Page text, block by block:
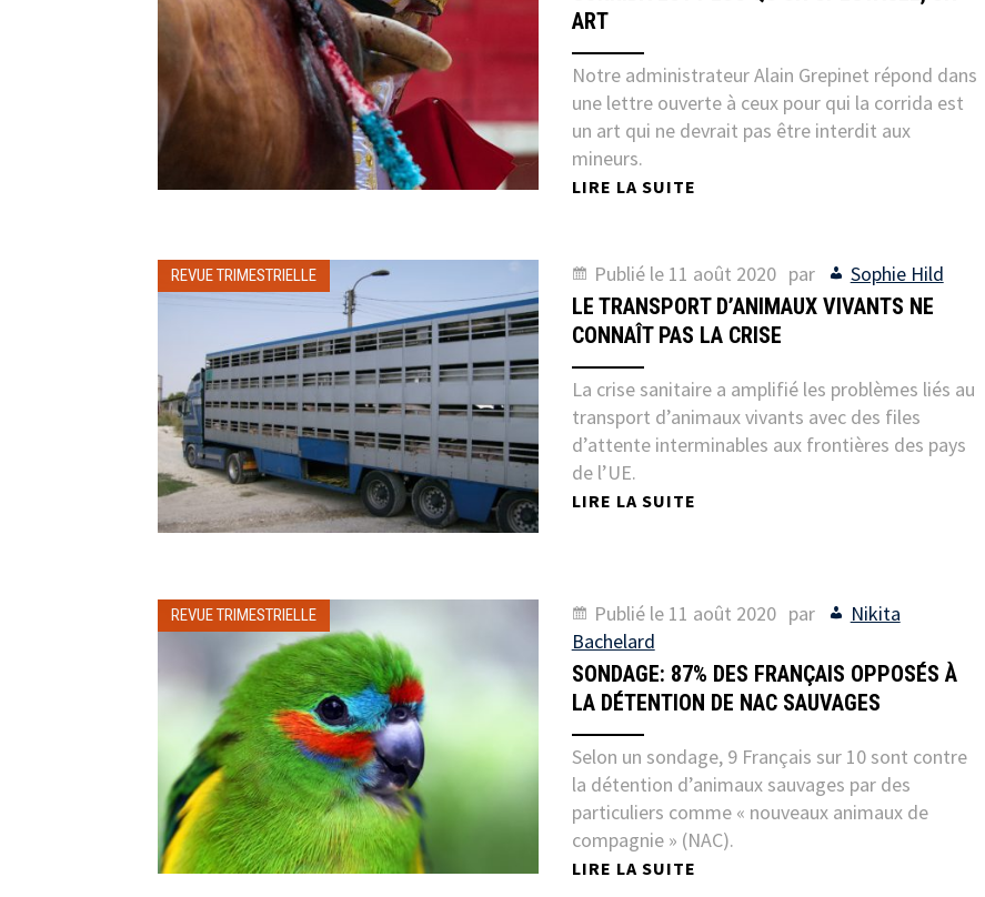
ART
Notre administrateur Alain Grepinet répond dans
une lettre ouverte à ceux pour qui la corrida est
un art qui ne devrait pas être interdit aux
mineurs.
LIRE LA SUITE
REVUE TRIMESTRIELLE Publié le 11 août 2020 par Sophie Hild
LE TRANSPORT D’ANIMAUX VIVANTS NE
CONNAÎT PAS LA CRISE
La crise sanitaire a amplifié les problèmes liés au
transport d’animaux vivants avec des files
d’attente interminables aux frontières des pays
de l’UE.
LIRE LA SUITE
REVUE TRIMESTRIELLE Publié le 11 août 2020 par
Nikita
Bachelard
SONDAGE: 87% DES FRANÇAIS OPPOSÉS À
LA DÉTENTION DE NAC SAUVAGES
Selon un sondage, 9 Français sur 10 sont contre
la détention d’animaux sauvages par des
particuliers comme « nouveaux animaux de
compagnie » (NAC).
LIRE LA SUITE